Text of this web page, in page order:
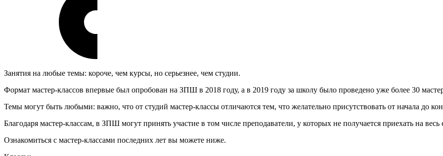
Занятия на любые темы: короче, чем курсы, но серьезнее, чем студии.
Формат мастер-классов впервые был опробован на ЗПШ в 2018 году, а в 2019 году за школу было проведено уже более 30
Темы могут быть любыми: важно, что от студий мастер-классы отличаются тем, что желательно присутствовать от начала до
Благодаря мастер-классам, в ЗПШ могут принять участие в том числе преподаватели, у которых не получается приехать на
Ознакомиться с мастер-классами последних лет вы можете ниже.